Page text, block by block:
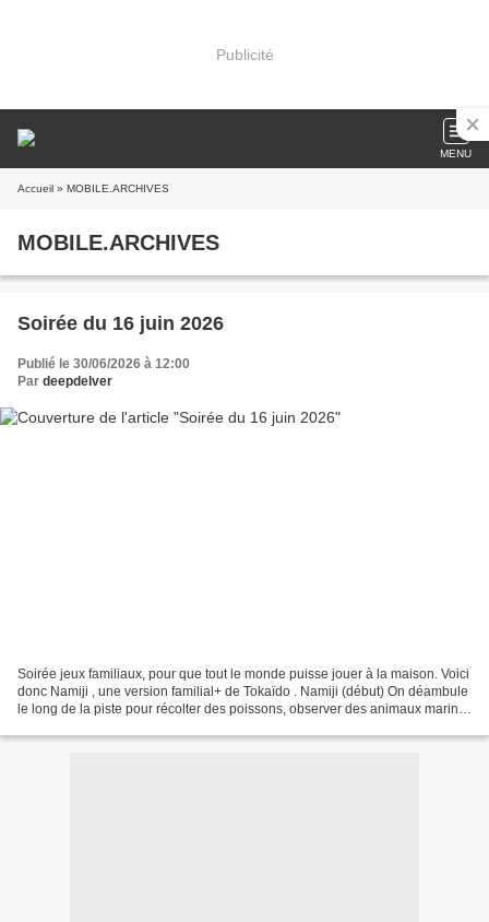
Publicité
MENU
Accueil » MOBILE.ARCHIVES
MOBILE.ARCHIVES
Soirée du 16 juin 2026
Publié le 30/06/2026 à 12:00
Par deepdelver
Soirée jeux familiaux, pour que tout le monde puisse jouer à la maison. Voici
donc Namiji , une version familial+ de Tokaïdo . Namiji (début) On déambule
le long de la piste pour récolter des poissons, observer des animaux marins